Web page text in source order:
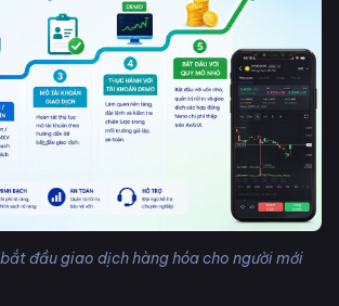
đầu giao dịch hàng hóa cho người mới